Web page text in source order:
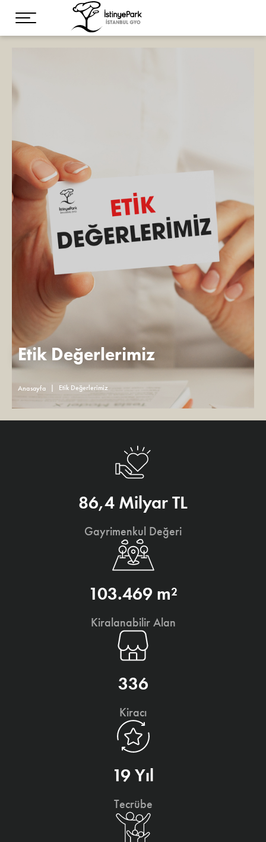
Etik Değerlerimiz
Anasayfa Etik Değerlerimiz
86,4 Milyar TL
Gayrimenkul Değeri
103.469 m²
Kiralanabilir Alan
336
Kiracı
19 Yıl
Tecrübe